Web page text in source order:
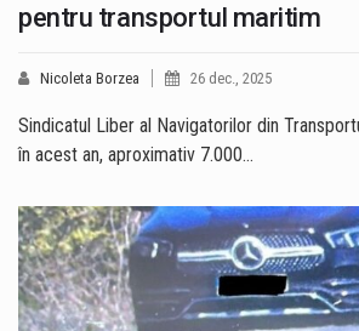
pentru transportul maritim
Nicoleta Borzea 26 dec., 2025
Sindicatul Liber al Navigatorilor din
în acest an, aproximativ 7.000…